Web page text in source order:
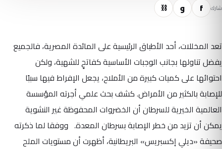
شارك f و ⛓
تعد المخللات، أحد الأطباق الرئيسية على المائدة المصرية، فالجميع
يفضل تناولها بجانب الوجبات الأساسية كفاتحٍ للشهية، ولكن
احتوائها على كميات كبيرة من الأملاح، يجعل الإفراط فيها سببًا
للإصابة بالكثير من الأمراض. كشف بحث علمي أجرته المؤسسة
العالمية الخيرية للسرطان أن الخضروات المحفوظة غير النشوية
يمكن أن تزيد من خطر الإصابة بسرطان المعدة. ووفقا لما ذكرته
صحيفة «ديلي إكسبريس» البريطانية، أظهرت أن مستويات الملح